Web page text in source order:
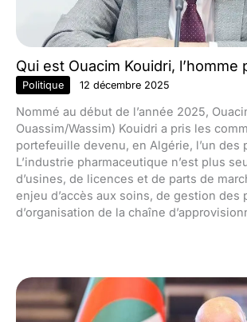
Qui est Ouacim Kouidri, l’homme
Politique 12 décembre 2025
Nommé au début de l’année 2025,
Ouassim/Wassim) Kouidri a pris les
portefeuille devenu, en Algérie, l’un des
L’industrie pharmaceutique n’est plus
d’usines, de licences et de parts de
enjeu d’accès aux soins, de gestion des
d’organisation de la chaîne